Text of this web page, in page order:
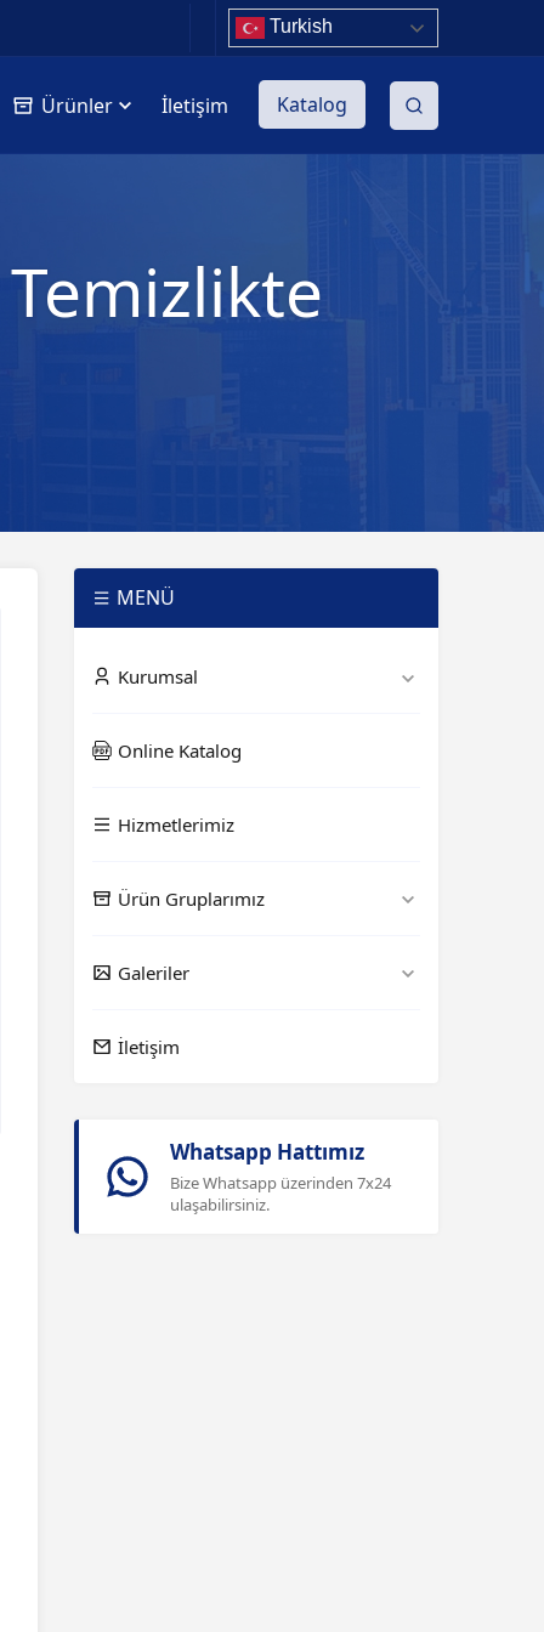
Turkish
Ürünler İletişim Katalog
MENÜ
Kurumsal
Online Katalog
Hizmetlerimiz
Ürün Gruplarımız
Galeriler
İletişim
Whatsapp Hattımız
Bize Whatsapp üzerinden 7x24
ulaşabilirsiniz.